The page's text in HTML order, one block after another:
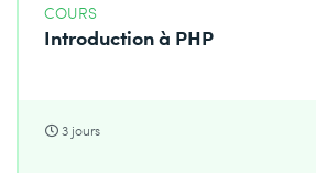
COURS
Introduction à PHP
3 jours